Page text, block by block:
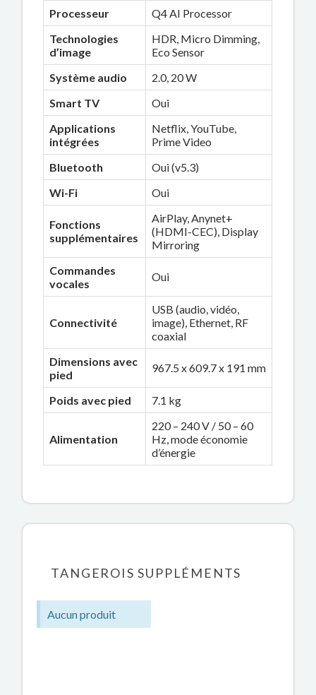
Processeur
Q4 AI Processor
Technologies
d’image
HDR, Micro Dimming,
Eco Sensor
Système audio
2.0, 20 W
Smart TV
Oui
Applications
intégrées
Netflix, YouTube,
Prime Video
Bluetooth
Oui (v5.3)
Wi-Fi
Oui
Fonctions
supplémentaires
AirPlay, Anynet+
(HDMI-CEC), Display
Mirroring
Commandes
vocales
Oui
Connectivité
USB (audio, vidéo,
image), Ethernet, RF
coaxial
Dimensions avec
pied
967.5 x 609.7 x 191 mm
Poids avec pied 7.1 kg
Alimentation
220 – 240 V / 50 – 60
Hz, mode économie
d’énergie
TANGEROIS SUPPLÉMENTS
Aucun produit